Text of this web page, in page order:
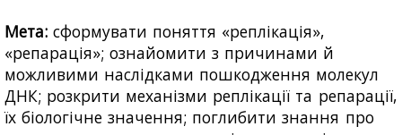
Мета: сформувати поняття «реплікація»,
«репарація»; ознайомити з причинами й
можливими наслідками пошкодження молекул
ДНК; розкрити механізми реплікації та репарації,
їх біологічне значення; поглибити знання про